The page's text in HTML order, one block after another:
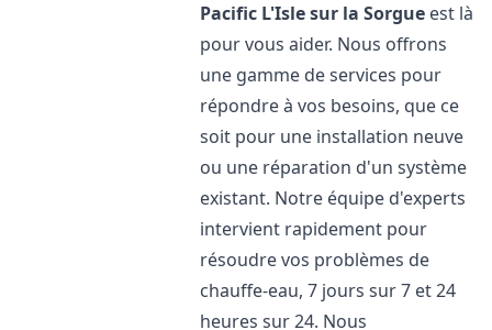
Pacific L'Isle sur la Sorgue est là
pour vous aider. Nous offrons
une gamme de services pour
répondre à vos besoins, que ce
soit pour une installation neuve
ou une réparation d'un système
existant. Notre équipe d'experts
intervient rapidement pour
résoudre vos problèmes de
chauffe-eau, 7 jours sur 7 et 24
heures sur 24. Nous